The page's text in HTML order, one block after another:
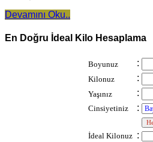
Devamını Oku..
En Doğru İdeal Kilo Hesaplama
Boyunuz :
Kilonuz :
Yaşınız :
Cinsiyetiniz
:
İdeal Kilonuz :